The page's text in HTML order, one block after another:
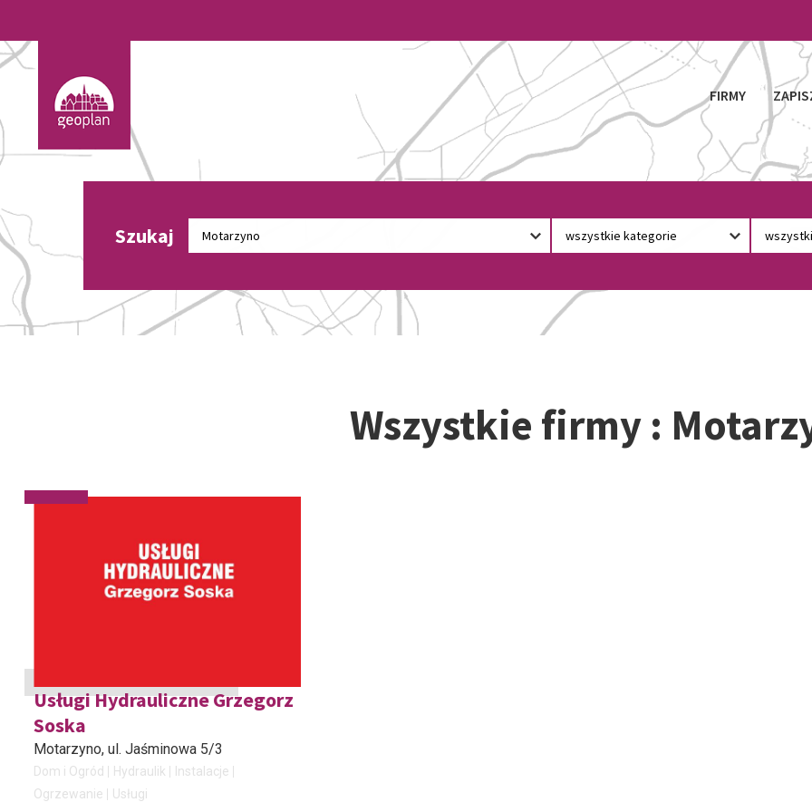
FIRMY
Szukaj
Wszystkie firmy :
Usługi Hydrauliczne Grzegorz
Soska
Motarzyno, ul. Jaśminowa 5/3
Dom i Ogród Hydraulik
Instalacje
Ogrzewanie
Usługi